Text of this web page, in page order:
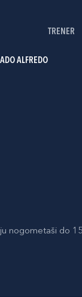
TRENER
ALFREDO
nogometaši do